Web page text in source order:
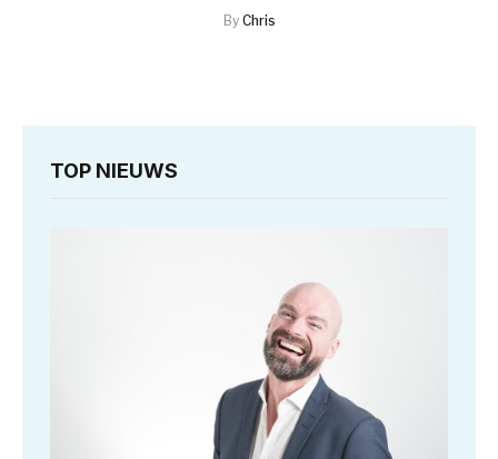
By Chris
TOP NIEUWS